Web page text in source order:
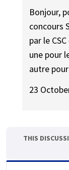
Bonjour,
concours
par le
une pour
autre
23
THIS